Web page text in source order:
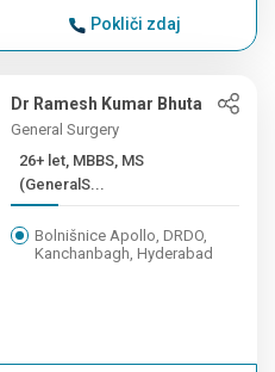
Pokliči zdaj
Dr Ramesh Kumar Bhuta
General Surgery
26+ let, MBBS, MS
(GeneralS...
Bolnišnice Apollo, DRDO,
Kanchanbagh, Hyderabad